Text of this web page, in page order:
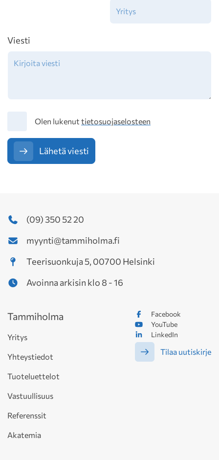
Viesti
TietosuojaOlen lukenut tietosuojaselosteen
Lähetä viesti
(09) 350 52 20
myynti@tammiholma.fi
Teerisuonkuja 5, 00700 Helsinki
Avoinna arkisin klo 8 - 16
Facebook
YouTube
LinkedIn
Tilaa uutiskirje
Tammiholma
Yritys
Yhteystiedot
Tuoteluettelot
Vastuullisuus
Referenssit
Akatemia